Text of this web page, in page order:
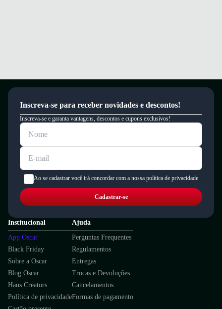
Inscreva-se para receber novidades e descontos!
Inscreva-se e garanta vantagens, descontos e cupons exclusivos!
Ao se cadastrar você irá concordar com a nossa política de privacidade
Cadastrar-se
Institucional
App Oscar
Black Friday
Sobre a Oscar
Blog Oscar
Haus Creators
Política de privacidade
Ajuda
Perguntas Frequentes
Regulamentos
Entregas
Trocas e Devoluções
Cancelamentos
Formas de pagamento